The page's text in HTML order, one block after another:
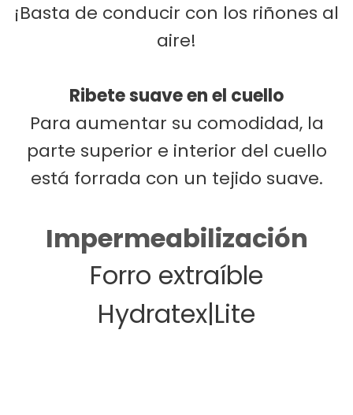
¡Basta de conducir con los riñones al
aire!
Ribete suave en el cuello
Para aumentar su comodidad, la
parte superior e interior del cuello
está forrada con un tejido suave.
Impermeabilización
Forro extraíble
Hydratex|Lite